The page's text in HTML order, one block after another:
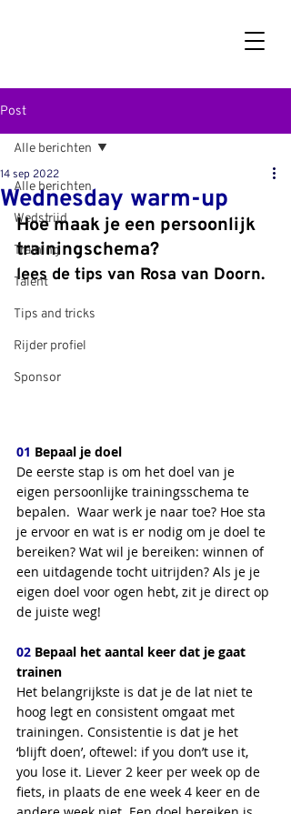
Post
Alle berichten
Wedstrijd
Training
Talent
Tips and tricks
Rijder profiel
Sponsor
Alle berichten
Wednesday warm-up
14 sep 2022
Hoe maak je een persoonlijk
trainingschema?
lees de tips van Rosa van Doorn.
01 Bepaal je doel
De eerste stap is om het doel van je
eigen persoonlijke trainingsschema te
bepalen.  Waar werk je naar toe? Hoe sta
je ervoor en wat is er nodig om je doel te
bereiken? Wat wil je bereiken: winnen of
een uitdagende tocht uitrijden? Als je je
eigen doel voor ogen hebt, zit je direct op
de juiste weg!
02 Bepaal het aantal keer dat je gaat
trainen
Het belangrijkste is dat je de lat niet te
hoog legt en consistent omgaat met
trainingen. Consistentie is dat je het
‘blijft doen’, oftewel: if you don’t use it,
you lose it. Liever 2 keer per week op de
fiets, in plaats de ene week 4 keer en de